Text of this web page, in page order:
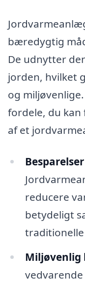
bæredygtig
De udnytter
jorden, hvilket
og
fordele, du
af et
reducere
betydeligt
traditionelle
Miljøvenlig